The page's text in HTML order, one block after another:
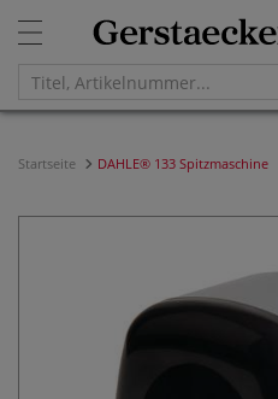
Startseite DAHLE® 133 Spitzmaschine